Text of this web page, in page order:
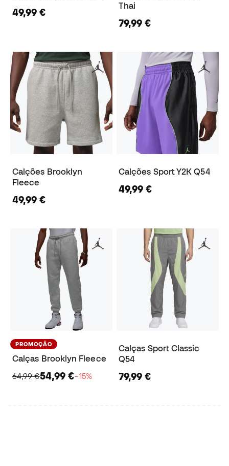
49,99 €
Thai
79,99 €
Calções Brooklyn
Fleece
49,99 €
Calções Sport Y2K Q54
49,99 €
PROMOÇÃO
Calças Brooklyn Fleece
64,99 €54,99 €−15%
Calças Sport Classic
Q54
79,99 €